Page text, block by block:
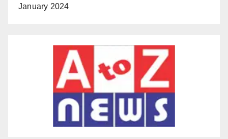
January 2024